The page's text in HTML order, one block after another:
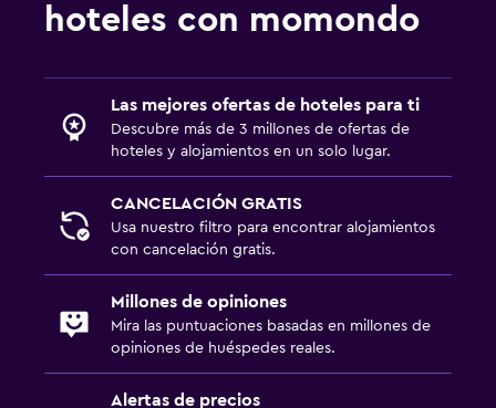
hoteles con momondo
Las mejores ofertas de hoteles para ti
Descubre más de 3 millones de ofertas de
hoteles y alojamientos en un solo lugar.
CANCELACIÓN GRATIS
Usa nuestro filtro para encontrar alojamientos
con cancelación gratis.
Millones de opiniones
Mira las puntuaciones basadas en millones de
opiniones de huéspedes reales.
Alertas de precios